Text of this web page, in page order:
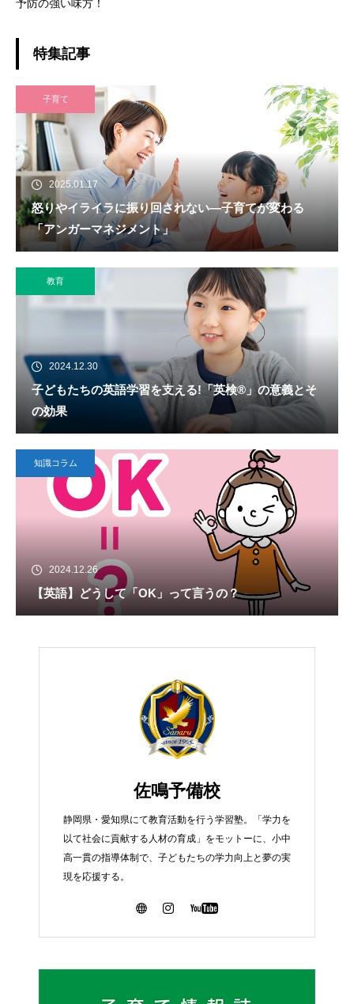
予防の強い味方！
特集記事
子育て
2025.01.17
怒りやイライラに振り回されない―子育てが変わる
「アンガーマネジメント」
教育
2024.12.30
子どもたちの英語学習を支える!「英検®」の意義とそ
の効果
知識コラム
2024.12.26
【英語】どうして「OK」って言うの？
佐鳴予備校
静岡県・愛知県にて教育活動を行う学習塾。「学力を
以て社会に貢献する人材の育成」をモットーに、小中
高一貫の指導体制で、子どもたちの学力向上と夢の実
現を応援する。